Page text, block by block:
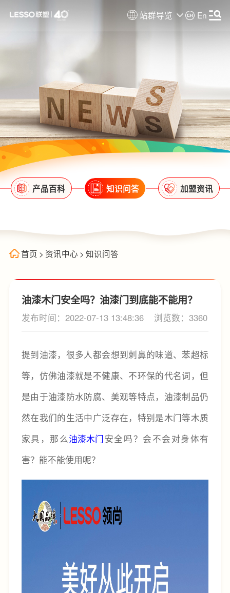
站群导览 En
产品百科 知识问答 加盟资讯
首页 > 资讯中心 > 知识问答
油漆木门安全吗？油漆门到底能不能用？
发布时间：2022-07-13 13:48:36 浏览数：3360
提到油漆，很多人都会想到刺鼻的味道、苯超标
等，仿佛油漆就是不健康、不环保的代名词，但
是由于油漆防水防腐、美观等特点，油漆制品仍
然在我们的生活中广泛存在，特别是木门等木质
家具，那么油漆木门安全吗？会不会对身体有
害？能不能使用呢？